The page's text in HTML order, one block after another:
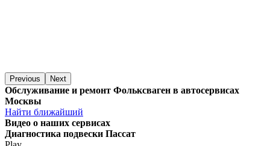
Previous Next
Обслуживание и ремонт Фольксваген в автосервисах
Москвы
Найти ближайший
Видео о наших сервисах
Диагностика подвески Пассат